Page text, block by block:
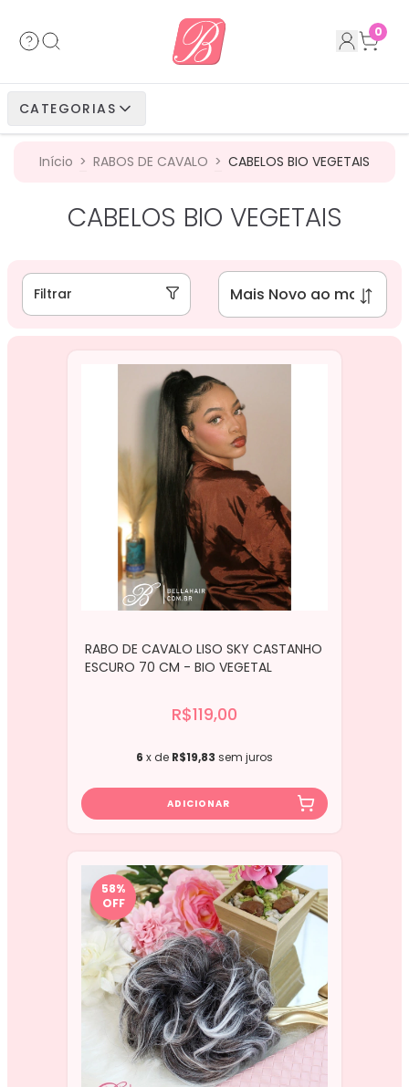
0
CATEGORIAS
Cabelos Humanos
Cabelos Bio Vegetais
Cabelos Humanos
Cabelos Bio Vegetais
Cabelos Bio Fibra
Início > RABOS DE CAVALO > CABELOS BIO VEGETAIS
CABELOS BIO VEGETAIS
Filtrar
RABO DE CAVALO LISO SKY CASTANHO
ESCURO 70 CM - BIO VEGETAL
R$119,00
6 x de R$19,83 sem juros
58%
OFF